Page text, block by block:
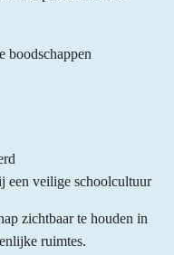
boodschappen
een veilige schoolcultuur
zichtbaar te houden in
ruimtes.